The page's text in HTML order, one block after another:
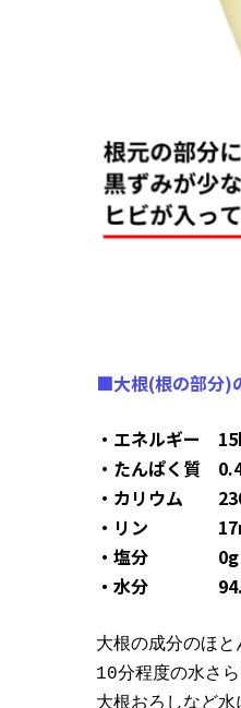
■大根(根の部分)
・エネルギー
・たんぱく質
・カリウム
・リン
・塩分 0g
・水分
大根の成分のほと
10分程度の水さ
大根おろしなど水